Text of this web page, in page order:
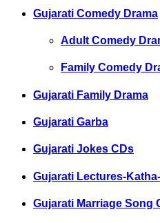
Gujarati Comedy Drama
Adult Comedy
Family Comedy
Gujarati Family Drama
Gujarati Garba
Gujarati Jokes CDs
Gujarati Lectures-
Gujarati Marriage Song